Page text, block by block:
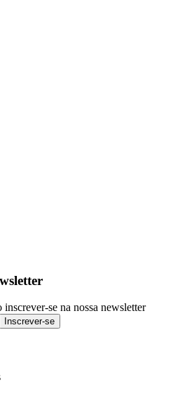
se na nossa newsletter
Inscrever-se